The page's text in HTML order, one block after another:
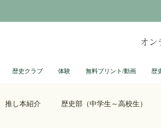
オン
歴史クラブ 体験 無料プリント/動画 歴
推し本紹介 歴史部（中学生～高校生）